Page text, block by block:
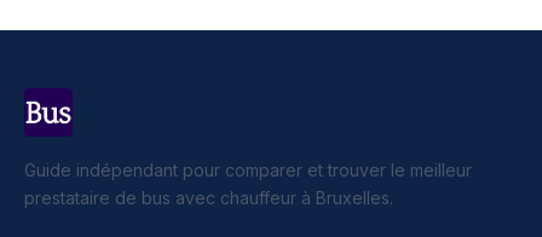
Guide indépendant pour comparer et trouver le meilleur
prestataire de bus avec chauffeur à Bruxelles.